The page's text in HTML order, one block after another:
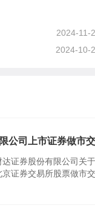
2024-11-
2024-10-
公司上市证券做市
证券股份有限公司关
证券交易所股票做市交
2024〕314号)及相关